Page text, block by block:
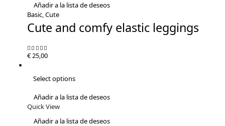
Añadir a la lista de deseos
Basic,Cute
Cute and comfy elastic leggings
5.00out of 5
€25,00
Select options
Añadir a la lista de deseos
Quick View
Añadir a la lista de deseos